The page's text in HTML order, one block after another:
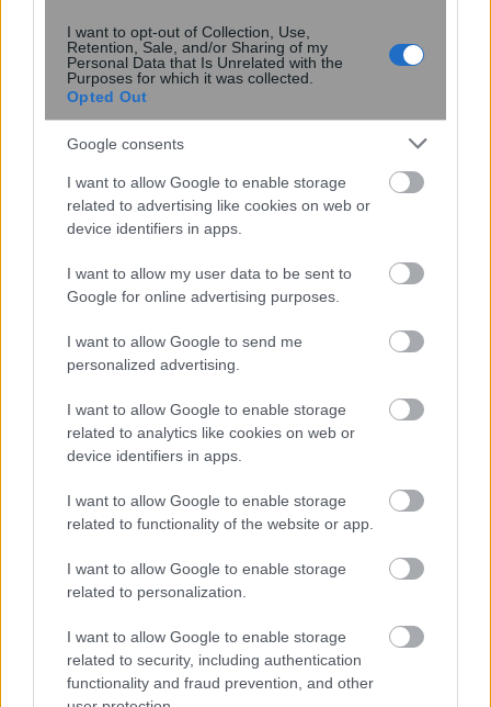
I want to opt-out of Collection, Use,
Retention, Sale, and/or Sharing of my
Personal Data that Is Unrelated with the
Purposes for which it was collected.
Opted Out
Google consents
I want to allow Google to enable storage
related to advertising like cookies on web or
device identifiers in apps.
I want to allow my user data to be sent to
Google for online advertising purposes.
I want to allow Google to send me
personalized advertising.
I want to allow Google to enable storage
related to analytics like cookies on web or
device identifiers in apps.
I want to allow Google to enable storage
related to functionality of the website or app.
I want to allow Google to enable storage
related to personalization.
I want to allow Google to enable storage
related to security, including authentication
functionality and fraud prevention, and other
την παραγωγή αμμωνίας
καταστέλλοντας ανεπιθύμητες
αντιδράσεις
Κουίζ: Πόσο καλά γνωρίζετε την
ελληνική μυθολογία; Μπορείτε να
, 6 Αυγούστου 2026